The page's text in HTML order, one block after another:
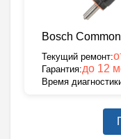
Bosch
Текущий ремонт:
Гарантия:до 12
Время